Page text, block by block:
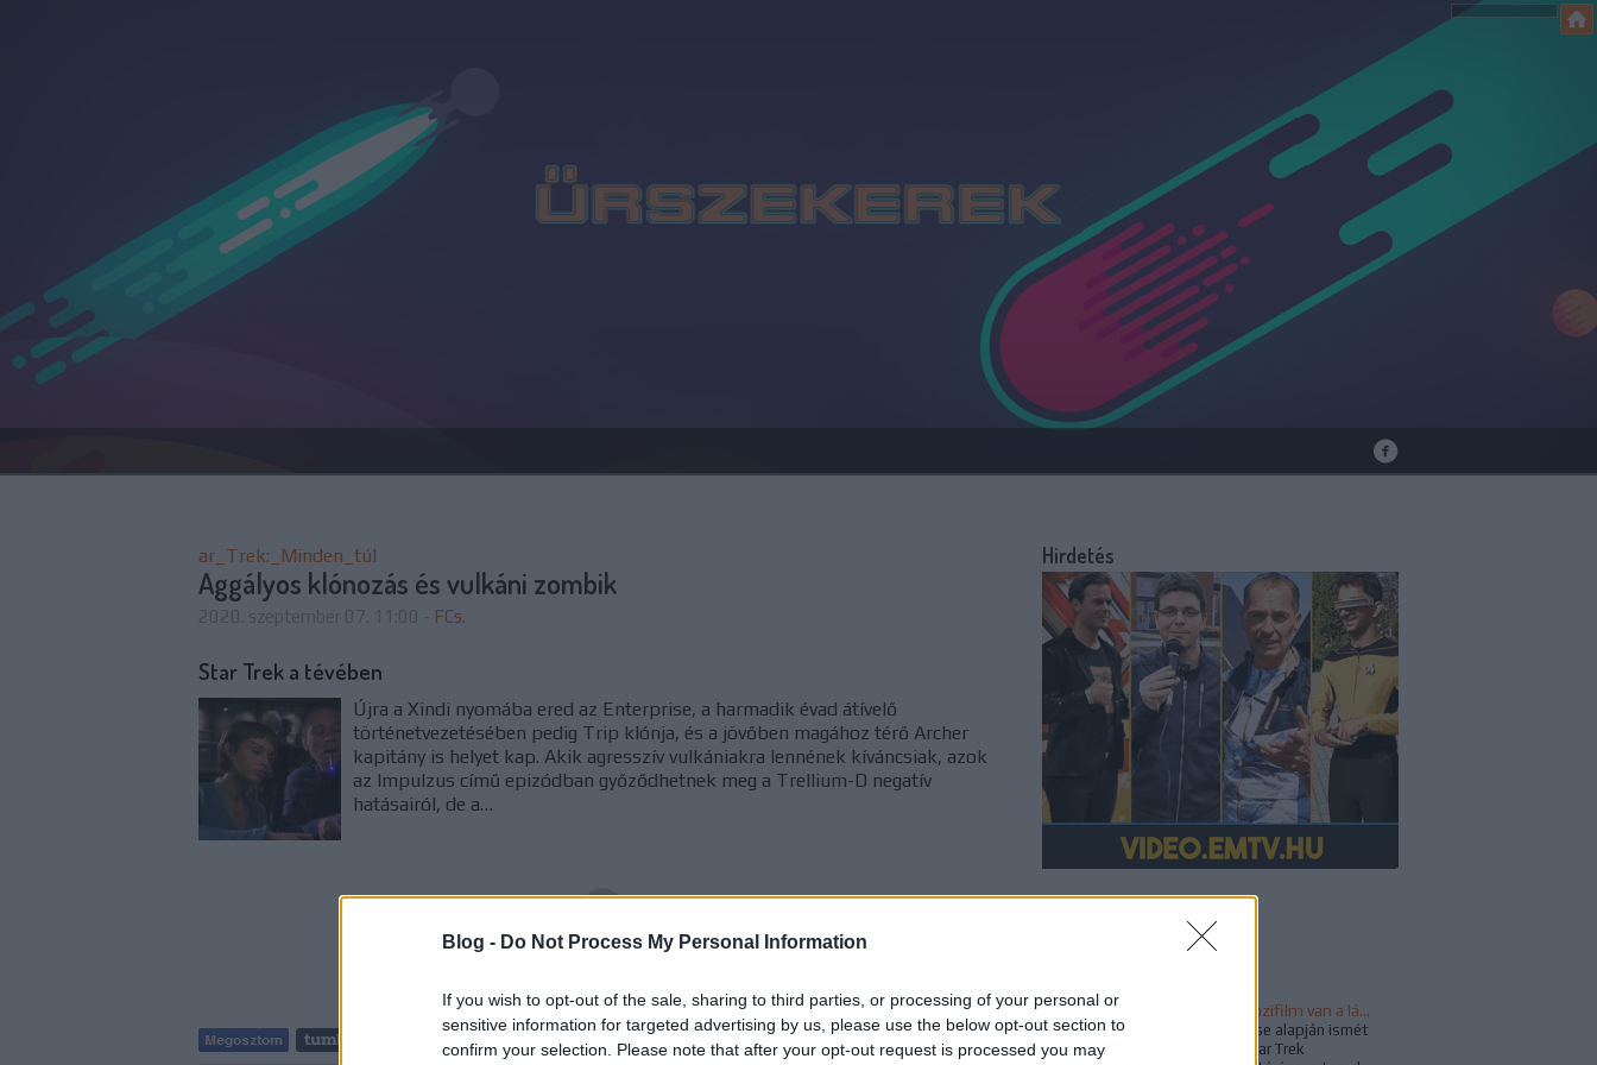
Blog - Do Not Process My Personal Information
If you wish to opt-out of the sale, sharing to third parties, or processing of your personal or
sensitive information for targeted advertising by us, please use the below opt-out section to
confirm your selection. Please note that after your opt-out request is processed you may
ar_Trek:_Minden_túl
Aggályos klónozás és vulkáni zombik
FCs.
Star Trek a tévében
Újra a Xindi nyomába ered az Enterprise, a harmadik évad átívelő
történetvezetésében pedig Trip klónja, és a jövőben magához térő Archer
kapitány is helyet kap. Akik agresszív vulkániakra lennének kíváncsiak, azok
az Impulzus című epizódban győződhetnek meg a Trellium-D negatív
hatásairól, de a…
TOVÁBB
Tetszik komment
Hirdetés
Üdv a fedélzeten!
Újabb Star Trek mozifilm van a láthatáron, ezúttal a WandaVision rendezője kapta a projektet
A Deadline értesülése alapján ismét
lendületet vett a Star Trek